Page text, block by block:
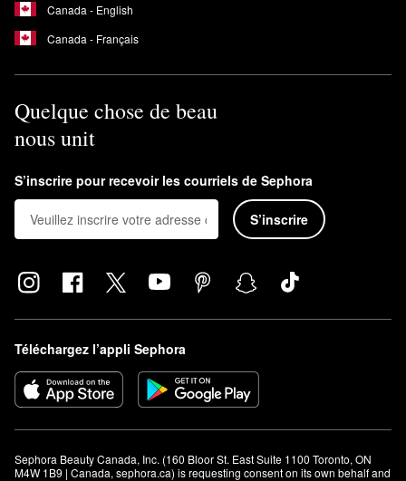
Canada - English
Canada - Français
Quelque chose de beau
nous unit
S’inscrire pour recevoir les courriels de Sephora
S’inscrire
Téléchargez l’appli Sephora
Sephora Beauty Canada, Inc. (160 Bloor St. East Suite 1100 Toronto, ON
M4W 1B9 | Canada, sephora.ca) is requesting consent on its own behalf and